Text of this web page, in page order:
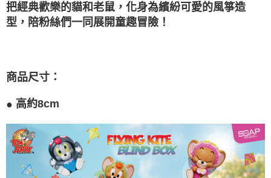
３．未成年的使用者請事先徵得法定代理人或監護人之同意方可使用
「AFTEE先享後付」，若未經同意申辦者引起之損失，本公司不負相關責
任。
５．嚴禁一人註冊多個帳號或使用他人資訊註冊。若發現惡意使用之情形，
恩沛科技股份有限公司將有權停止該用戶之使用額度並採取法律行動。
把經典歡樂的貓和老鼠，化身為繽紛可愛的風箏造
型，陪粉絲們一同展開童趣冒險！
商品尺寸 ：
● 高約8cm